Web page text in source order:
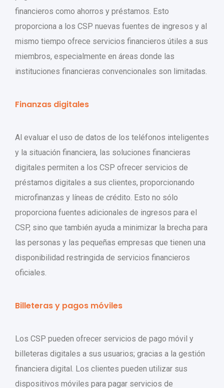
financieros como ahorros y préstamos. Esto
proporciona a los CSP nuevas fuentes de ingresos y al
mismo tiempo ofrece servicios financieros útiles a sus
miembros, especialmente en áreas donde las
instituciones financieras convencionales son limitadas.
Finanzas digitales
Al evaluar el uso de datos de los teléfonos inteligentes
y la situación financiera, las soluciones financieras
digitales permiten a los CSP ofrecer servicios de
préstamos digitales a sus clientes, proporcionando
microfinanzas y líneas de crédito. Esto no sólo
proporciona fuentes adicionales de ingresos para el
CSP, sino que también ayuda a minimizar la brecha para
las personas y las pequeñas empresas que tienen una
disponibilidad restringida de servicios financieros
oficiales.
Billeteras y pagos móviles
Los CSP pueden ofrecer servicios de pago móvil y
billeteras digitales a sus usuarios; gracias a la gestión
financiera digital. Los clientes pueden utilizar sus
dispositivos móviles para pagar servicios de